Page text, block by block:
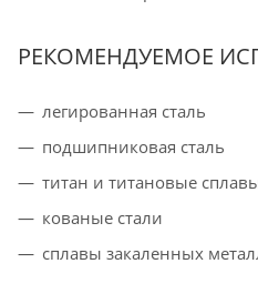
РЕКОМЕНДУЕМОЕ
легированная сталь
подшипниковая сталь
титан и титановые
кованые стали
сплавы закаленных